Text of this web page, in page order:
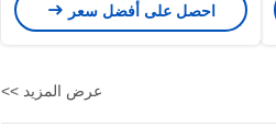
احصل على أفضل سعر
عرض المزيد >>